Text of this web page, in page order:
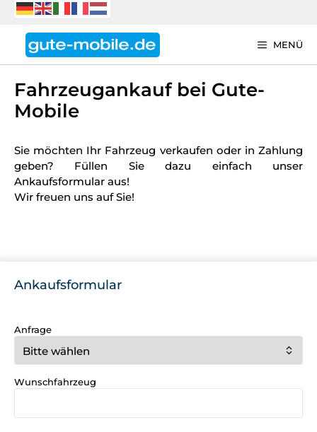
Zum
springen
MENÜ
Fahrzeugankauf bei Gute-
Mobile
Sie möchten Ihr Fahrzeug verkaufen oder in Zahlung
geben? Füllen Sie dazu einfach unser
Ankaufsformular aus!
Wir freuen uns auf Sie!
Ankaufsformular
Anfrage
Wunschfahrzeug
F
e
l
d